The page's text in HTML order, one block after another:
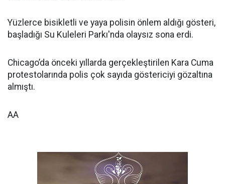
Yüzlerce bisikletli ve yaya polisin önlem aldığı gösteri,
başladığı Su Kuleleri Parkı'nda olaysız sona erdi.
Chicago’da önceki yıllarda gerçekleştirilen Kara Cuma
protestolarında polis çok sayıda göstericiyi gözaltına
almıştı.
AA